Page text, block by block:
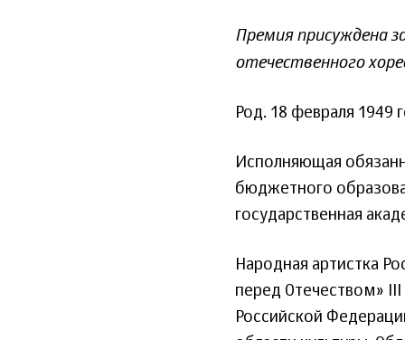
Премия присуждена
отечественного
Род. 18 февраля 1949
Исполняющая
бюджетного
государственная
Народная артистка
перед Отечеством»
Российской